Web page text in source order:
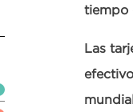
tiempo
Las